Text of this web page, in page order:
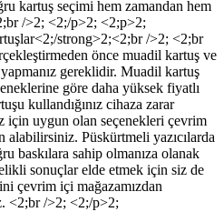
kartuş seçimi hem zamandan hem
/>2; <2;/p>2; <2;p>2;
strong>2;<2;br />2; <2;br
önce muadil kartuş ve
gereklidir. Muadil kartuş
göre daha yüksek fiyatlı
kullandığınız cihaza zarar
için uygun olan seçenekleri çevrim
alabilirsiniz. Püskürtmeli yazıcılarda
baskılara sahip olmanıza olanak
sonuçlar elde etmek için siz de
çevrim içi mağazamızdan
<2;br />2; <2;/p>2;